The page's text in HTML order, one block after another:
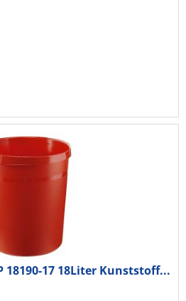
18190-17 18Liter Kunststoff...